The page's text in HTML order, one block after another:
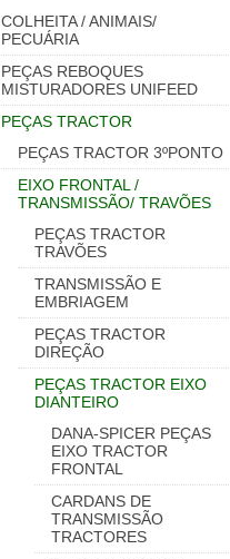
COLHEITA / ANIMAIS/
PECUÁRIA
PEÇAS REBOQUES
MISTURADORES UNIFEED
PEÇAS TRACTOR
PEÇAS TRACTOR 3ºPONTO
EIXO FRONTAL /
TRANSMISSÃO/ TRAVÕES
PEÇAS TRACTOR
TRAVÕES
TRANSMISSÃO E
EMBRIAGEM
PEÇAS TRACTOR
DIREÇÃO
PEÇAS TRACTOR EIXO
DIANTEIRO
DANA-SPICER PEÇAS
EIXO TRACTOR
FRONTAL
CARDANS DE
TRANSMISSÃO
TRACTORES